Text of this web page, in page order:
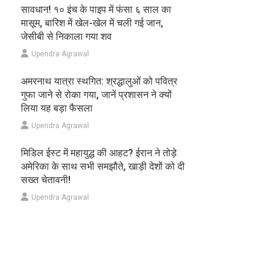
सावधान! १० इंच के पाइप में फंसा ६ साल का
मासूम, बारिश में खेल-खेल में चली गई जान,
जेसीबी से निकाला गया शव
Upendra Agrawal
अमरनाथ यात्रा स्थगित: श्रद्धालुओं को पवित्र
गुफा जाने से रोका गया, जानें प्रशासन ने क्यों
लिया यह बड़ा फैसला
Upendra Agrawal
मिडिल ईस्ट में महायुद्ध की आहट? ईरान ने तोड़े
अमेरिका के साथ सभी समझौते, खाड़ी देशों को दी
सख्त चेतावनी!
Upendra Agrawal